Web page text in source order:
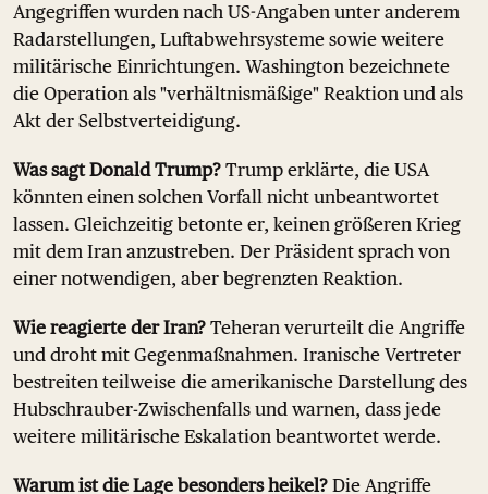
Angegriffen wurden nach US-Angaben unter anderem
Radarstellungen, Luftabwehrsysteme sowie weitere
militärische Einrichtungen. Washington bezeichnete
die Operation als "verhältnismäßige" Reaktion und als
Akt der Selbstverteidigung.
Was sagt Donald Trump? Trump erklärte, die USA
könnten einen solchen Vorfall nicht unbeantwortet
lassen. Gleichzeitig betonte er, keinen größeren Krieg
mit dem Iran anzustreben. Der Präsident sprach von
einer notwendigen, aber begrenzten Reaktion.
Wie reagierte der Iran? Teheran verurteilt die Angriffe
und droht mit Gegenmaßnahmen. Iranische Vertreter
bestreiten teilweise die amerikanische Darstellung des
Hubschrauber-Zwischenfalls und warnen, dass jede
weitere militärische Eskalation beantwortet werde.
Warum ist die Lage besonders heikel? Die Angriffe